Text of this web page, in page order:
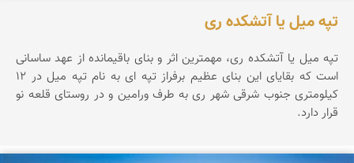
تپه میل یا آتشکده ری
تپه ميل يا آتشكده ری، مهمترين اثر و بنای باقيمانده از عهد ساسانی
است كه بقايای اين بنای عظيم برفراز تپه ای به نام تپه ميل در 12
كيلومتری جنوب شرقی شهر ری به طرف ورامين و در روستای قلعه نو
قرار دارد.